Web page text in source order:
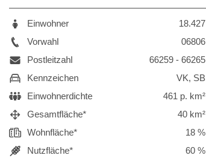
Einwohner
18.427
Vorwahl
06806
Postleitzahl
66259 - 66265
Kennzeichen
VK, SB
Einwohnerdichte
461 p. km²
Gesamtfläche*
40 km²
Wohnfläche*
18 %
Nutzfläche*
60 %